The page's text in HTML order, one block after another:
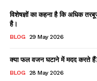
विशेषज्ञों का कहना है कि अधिक
है।
BLOG 29 May 2026
क्या फल वजन घटाने में मदद करते हैं?
BLOG 28 May 2026